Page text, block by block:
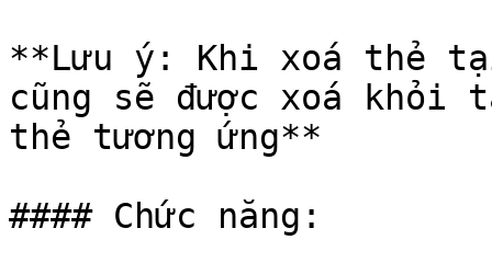
**Lưu ý: Khi xoá thẻ
cũng sẽ được xoá khỏi
thẻ tương ứng**
#### Chức năng: